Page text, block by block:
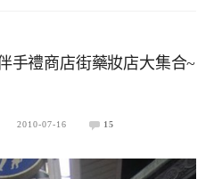
手禮商店街藥妝店大集合~
2010-07-16 15